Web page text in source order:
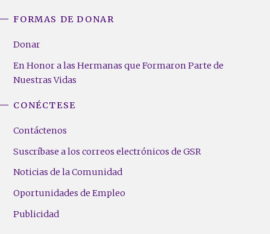
FORMAS DE DONAR
Donar
En Honor a las Hermanas que Formaron Parte de
Nuestras Vidas
CONÉCTESE
Contáctenos
Suscríbase a los correos electrónicos de GSR
Noticias de la Comunidad
Oportunidades de Empleo
Publicidad